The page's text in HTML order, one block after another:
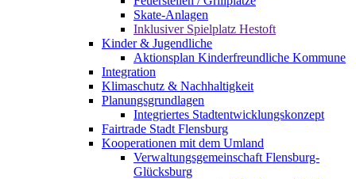
Skate-Anlagen
Inklusiver Spielplatz Hestoft
Kinder & Jugendliche
Aktionsplan Kinderfreundliche Kommune
Integration
Klimaschutz & Nachhaltigkeit
Planungsgrundlagen
Integriertes Stadtentwicklungskonzept
Fairtrade Stadt Flensburg
Kooperationen mit dem Umland
Verwaltungsgemeinschaft Flensburg-
Glücksburg